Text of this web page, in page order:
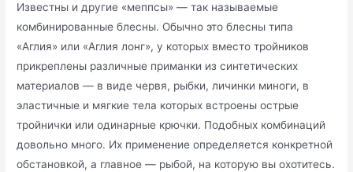
Известны и другие «меппсы» — так называемые
комбинированные блесны. Обычно это блесны типа
«Аглия» или «Аглия лонг», у которых вместо тройников
прикреплены различные приманки из синтетических
материалов — в виде червя, рыбки, личинки миноги, в
эластичные и мягкие тела которых встроены острые
тройнички или одинарные крючки. Подобных комбинаций
довольно много. Их применение определяется конкретной
обстановкой, а главное — рыбой, на которую вы охотитесь.